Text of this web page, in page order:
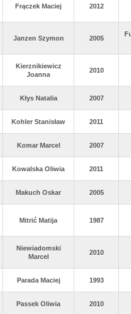
Frączek Maciej 2012
Janzen Szymon 2005
Kierznikiewicz
Joanna
2010
Kłys Natalia 2007
Kohler Stanisław 2011
Komar Marcel 2007
Kowalska Oliwia 2011
Makuch Oskar 2005
Mitrić Matija 1987
Niewiadomski
Marcel
2010
Parada Maciej 1993
Passek Oliwia 2010